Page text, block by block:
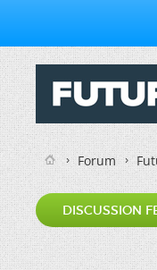
Forum
DISCUSSION